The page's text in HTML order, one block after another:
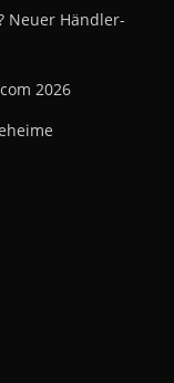
Neuer Händler-
2026